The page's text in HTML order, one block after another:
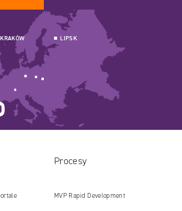
KRAKÓW LIPSK
Procesy
MVP Rapid Development